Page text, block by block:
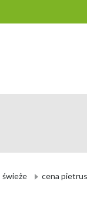
świeże cena